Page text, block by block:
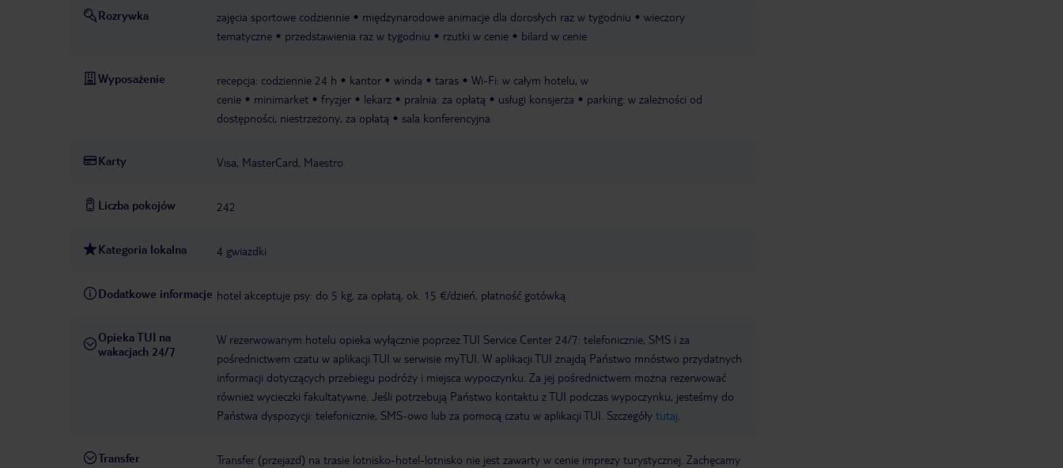
Rozrywka zajęcia sportowe codziennie międzynarodowe animacje dla dorosłych raz w tygodniu
wieczory
tematyczne
przedstawienia raz w tygodniu rzutki w cenie bilard w cenie
Wyposażenie recepcja: codziennie 24 h kantor winda taras
Wi-Fi: w całym hotelu, w
cenie
minimarket fryzjer lekarz pralnia: za opłatą usługi konsjerża
parking: w zależności od
dostępności, niestrzeżony, za opłatą
sala konferencyjna
Karty Visa, MasterCard, Maestro
Liczba pokojów 242
Kategoria lokalna 4 gwiazdki
Dodatkowe informacje hotel akceptuje psy: do 5 kg, za opłatą, ok. 15 €/dzień, płatność gotówką
Opieka TUI na
wakacjach 24/7
W rezerwowanym hotelu opieka wyłącznie poprzez TUI Service Center 24/7: telefonicznie, SMS i za
pośrednictwem czatu w aplikacji TUI w serwisie myTUI. W aplikacji TUI znajdą Państwo mnóstwo przydatnych
informacji dotyczących przebiegu podróży i miejsca wypoczynku. Za jej pośrednictwem można rezerwować
również wycieczki fakultatywne. Jeśli potrzebują Państwo kontaktu z TUI podczas wypoczynku, jesteśmy do
Państwa dyspozycji: telefonicznie, SMS-owo lub za pomocą czatu w aplikacji TUI. Szczegóły tutaj
Transfer
Transfer (przejazd) na trasie lotnisko-hotel-lotnisko nie jest zawarty w cenie imprezy turystycznej. Zachęcamy